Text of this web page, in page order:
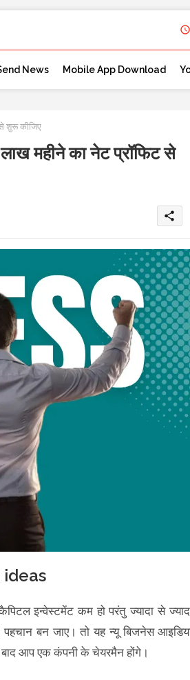
News Mobile App Download
शुरू कीजिए
महीने का नेट प्रॉफिट से
share
इन्वेस्टमेंट कम हो परंतु ज्यादा से
बन जाए। तो यह न्यू बिजनेस
आप एक कंपनी के चेयरमैन होंगे।